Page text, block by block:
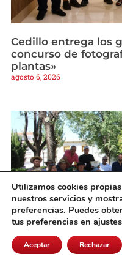
Cedillo entrega los
concurso de
plantas»
agosto 6, 2026
Pedro Muñoz rinde
Utilizamos cookies
nuestros servicios y
preferencias. Puedes
tus preferencias en
Aceptar Rechazar